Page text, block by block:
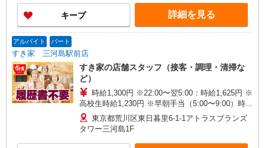
キープ 詳細を見る
アルバイト パート
すき家 三河島駅前店
すき家の店舗スタッフ（接客・調理・清掃な
ど）
時給1,300円 ※22:00〜翌5:00：時給1,625円 ※
高校生時給1,230円 ※早朝手当（5:00〜9:00）時給
＋150円
東京都荒川区東日暮里6-1-1アトラスブランズ
タワー三河島1F